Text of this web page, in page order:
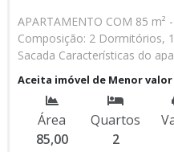
APARTAMENTO COM 85 m²
Composição: 2 Dormitórios,
Sacada Características do
Elevador de Serviço,
Portaria 24h, Interfone, Água
Piscina, Piscina Infantil,
Jogos, Salão de Festas,
Espaço Gourmet, Cinema,
Aceita imóvel de Menor valor
Área
85,00
Quartos
2